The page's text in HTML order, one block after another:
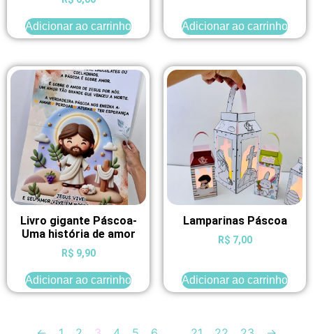
5.00
Adicionar ao carrinho Adicionar ao carrinho
Livro gigante Páscoa-
Uma história de amor
R$ 9,90
Adicionar ao carrinho
Lamparinas Páscoa
R$ 7,00
Adicionar ao carrinho